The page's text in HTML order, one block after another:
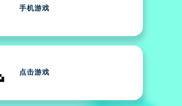
手机游戏
点击游戏